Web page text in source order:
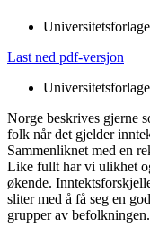
Last ned pdf-versjon
Norge beskrives gjerne
folk når det gjelder
Sammenliknet med en
Like fullt har vi ulikhet
økende.
sliter med å få seg en
grupper av befolkningen.